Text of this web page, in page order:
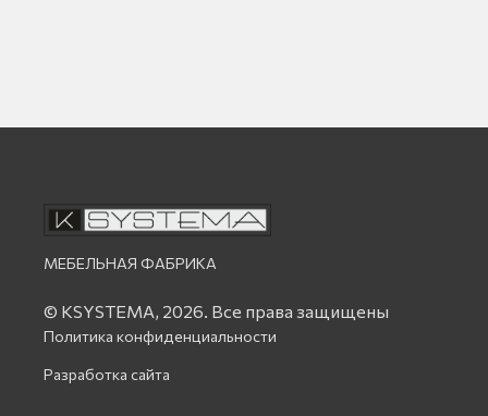
МЕБЕЛЬНАЯ ФАБРИКА
© KSYSTEMA, 2026. Все права защищены
Политика конфиденциальности
Разработка сайта